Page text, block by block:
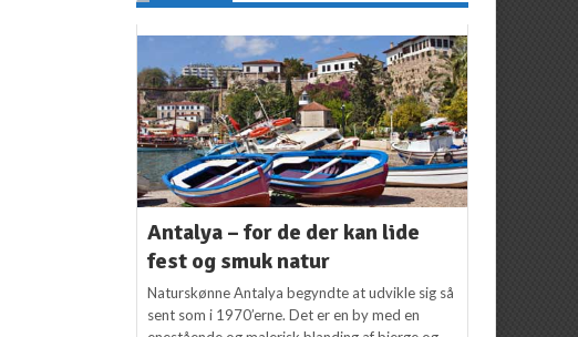
Antalya – for de der kan lide
fest og smuk natur
Naturskønne Antalya begyndte at udvikle sig så
sent som i 1970’erne. Det er en by med en